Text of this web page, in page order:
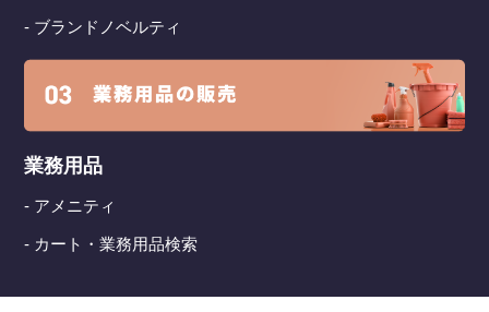
- ブランドノベルティ
業務用品
- アメニティ
- カート・業務用品検索